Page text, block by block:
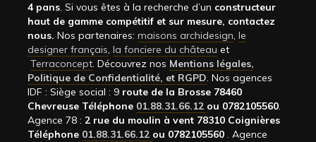
4 pans. Si vous êtes à la recherche d’un constructeur
haut de gamme compétitif et sur mesure, contactez
nous. Nos partenaires: maisons archidesign, le
designer français, la fonciere du château et
Terraconcept. Découvrez nos Mentions légales,
Politique de Confidentialité, et RGPD. Nos agences
IDF : Siège social : 9 route de la Brosse 78460
Chevreuse Téléphone 01.88.31.66.12 ou 0782105560.
Agence 78 : 2 rue du moulin à vent 78310 Coignières
Téléphone 01.88.31.66.12 ou 0782105560 . Agence